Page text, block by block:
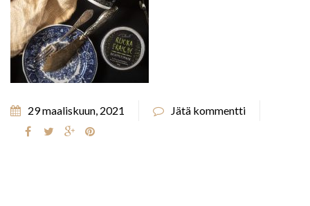
29 maaliskuun, 2021 Jätä kommentti